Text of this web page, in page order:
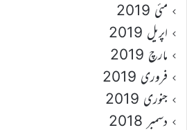
مئی 2019
اپریل 2019
مارچ 2019
فروری 2019
جنوری 2019
دسمبر 2018